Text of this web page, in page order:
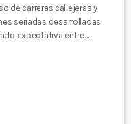
de carreras callejeras y
seriadas desarrolladas
expectativa entre
del mundo. El anuncio